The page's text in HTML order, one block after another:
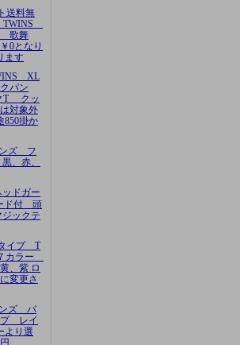
送料無
歌舞
0となり
ます
XL
パン
T クッ
対象外
850掛か
ズ フ
、赤、
ドガー
ド付 頭
ックテ
イプ T
カラー
、紫 ロ
変更さ
ズ バ
プ レイ
より選